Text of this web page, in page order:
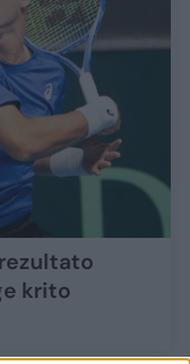
krito